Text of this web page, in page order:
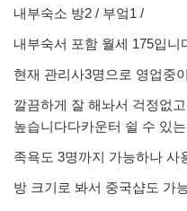
내부숙소 방2 / 부엌1 /
내부숙서 포함 월세 175입니
현재 관리사3명으로 영업중
깔끔하게 잘 해놔서 걱정없
높습니다다카운터 쉴 수 있
족욕도 3명까지 가능하나 사
방 크기로 봐서 중국샵도 가